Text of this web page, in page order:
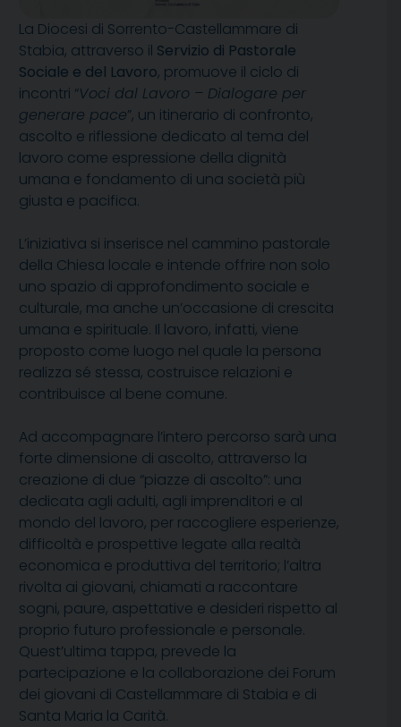
La Diocesi di Sorrento-Castellammare di
Stabia, attraverso il Servizio di Pastorale
Sociale e del Lavoro, promuove il ciclo di
incontri “Voci dal Lavoro – Dialogare per
generare pace”, un itinerario di confronto,
ascolto e riflessione dedicato al tema del
lavoro come espressione della dignità
umana e fondamento di una società più
giusta e pacifica.
L’iniziativa si inserisce nel cammino pastorale
della Chiesa locale e intende offrire non solo
uno spazio di approfondimento sociale e
culturale, ma anche un’occasione di crescita
umana e spirituale. Il lavoro, infatti, viene
proposto come luogo nel quale la persona
realizza sé stessa, costruisce relazioni e
contribuisce al bene comune.
Ad accompagnare l’intero percorso sarà una
forte dimensione di ascolto, attraverso la
creazione di due “piazze di ascolto”: una
dedicata agli adulti, agli imprenditori e al
mondo del lavoro, per raccogliere esperienze,
difficoltà e prospettive legate alla realtà
economica e produttiva del territorio; l’altra
rivolta ai giovani, chiamati a raccontare
sogni, paure, aspettative e desideri rispetto al
proprio futuro professionale e personale.
Quest’ultima tappa, prevede la
partecipazione e la collaborazione dei Forum
dei giovani di Castellammare di Stabia e di
Santa Maria la Carità.